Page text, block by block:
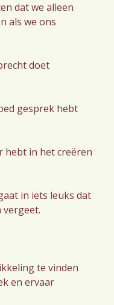
dat we alleen
als we ons
doet
gesprek hebt
hebt in het creëren
in iets leuks dat
vergeet.
te vinden
en ervaar